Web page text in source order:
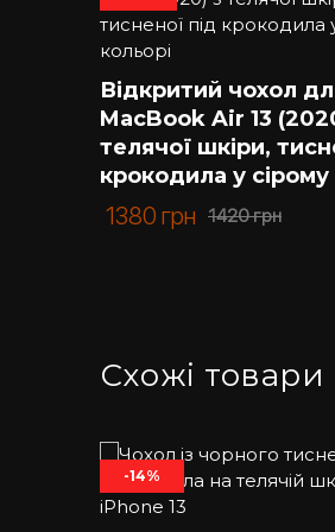
Якщо Ви шукаєте
екзотичних матеріалів.
Ми цінуємо кожного
Купити чохол на Айфон
Відкритий чохол
MacBook Air 13
телячої шкіри,
крокодила у сірому
1420грн
1380 грн
Схожі товари
-14%